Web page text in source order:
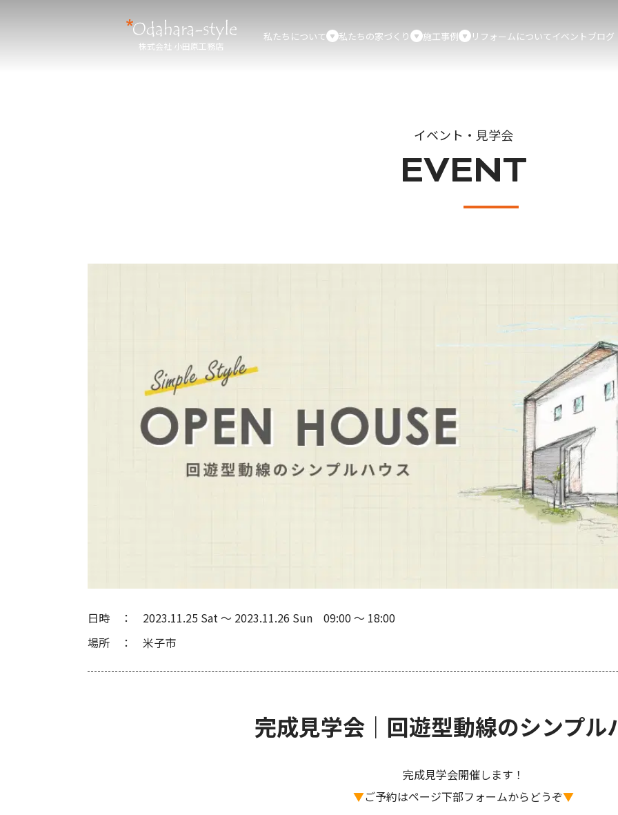
株式会社 小田原工務店
私たちについて 私たちの家づくり 施工事例 リフォームについてイベント ブログ
イベント・見学会
EVENT
日時 2023.11.25 Sat 〜 2023.11.26 Sun 09:00 〜 18:00
場所
米子市
完成見学会｜回遊型動線のシンプル
完成見学会開催します！
▼ご予約はページ下部フォームからどうぞ▼